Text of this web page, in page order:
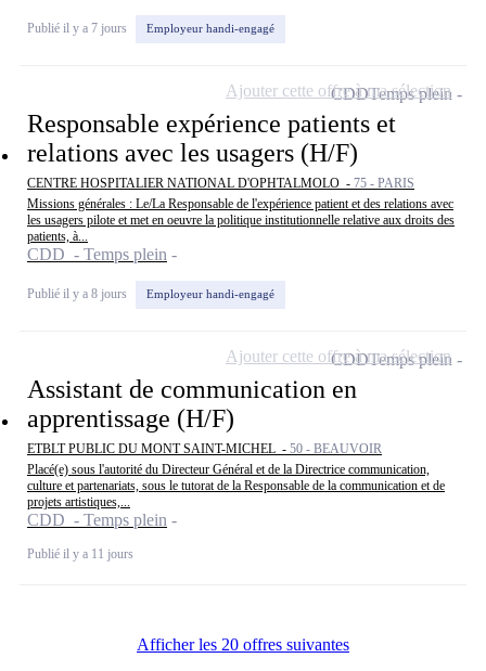
Publié il y a 7 jours Employeur handi-engagé
Responsable expérience patients et
relations avec les usagers (H/F)
CENTRE HOSPITALIER NATIONAL D'OPHTALMOLO - 75 - PARIS
Missions générales : Le/La Responsable de l'expérience patient et des relations avec
les usagers pilote et met en oeuvre la politique institutionnelle relative aux droits des
patients, à...
CDD - Temps plein
Publié il y a 8 jours Employeur handi-engagé
CDDTemps plein
Ajouter cette offre à ma sélection
Assistant de communication en
apprentissage (H/F)
ETBLT PUBLIC DU MONT SAINT-MICHEL - 50 - BEAUVOIR
Placé(e) sous l'autorité du Directeur Général et de la Directrice communication,
culture et partenariats, sous le tutorat de la Responsable de la communication et de
projets artistiques,...
CDD - Temps plein
Publié il y a 11 jours
CDDTemps plein
Ajouter cette offre à ma sélection
Afficher les 20 offres suivantes